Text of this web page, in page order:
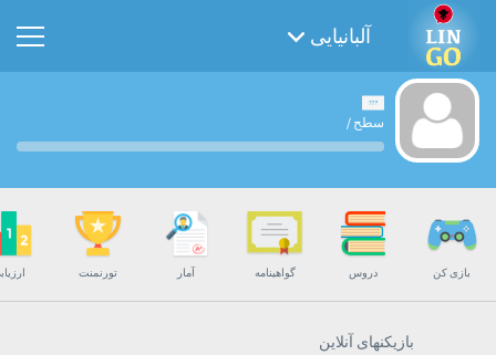
آلبانیایی
سطح /
بازی کن دروس گواهینامه آمار تورنمنت
بازیکنهای آنلاین